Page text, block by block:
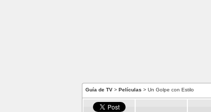
Guía de TV > Películas > Un Golpe con Estilo